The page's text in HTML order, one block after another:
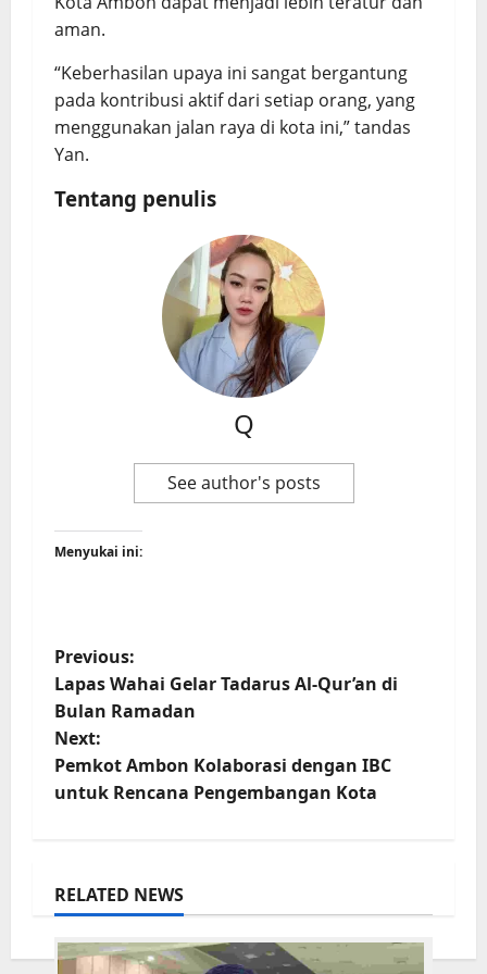
aman.
“Keberhasilan upaya ini sangat bergantung
pada kontribusi aktif dari setiap orang, yang
menggunakan jalan raya di kota ini,” tandas
Yan.
Tentang penulis
Q
See author's posts
Menyukai ini:
P
o
s
t
n
i
g
Previous:
Lapas Wahai Gelar Tadarus Al-Qur’an di
Bulan Ramadan
Next:
Pemkot Ambon Kolaborasi dengan IBC
untuk Rencana Pengembangan Kota
RELATED NEWS